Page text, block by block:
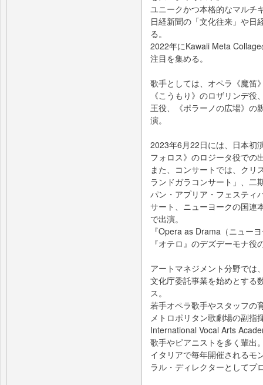
ユニークかつ本格的なマルチ
日経新聞の「文化往来」や日
る。
2022年にKawaii Meta
注目を集める。
歌手としては、オペラ《魔笛
《こうもり》のロザリンデ
王役、《ポラーノの広場》の
演。
2023年6月22日には、日本初
フォロス》のロジータ役での
また、コンサートでは、クリ
ランドガラコンサート」、二
パン・アプリア・フェスティ
サート、ニューヨークの国連
で出演。
『Opera as Drama（ニュー
『オテロ』のデズデーモナ役
アートマネジメント分野では
文化庁委託事業を始めとする
ス。
若手オペラ歌手やスタッフの
メトロポリタン歌劇場の副指
International Vocal Arts
歌手やピアニストを多く輩出
イタリアで毎年開催されるモ
ラル・ディレクターとしてプ